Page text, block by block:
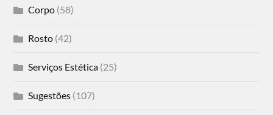
Corpo (58)
Rosto (42)
Serviços Estética (25)
Sugestões (107)